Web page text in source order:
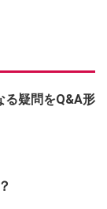
る疑問をQ&A形